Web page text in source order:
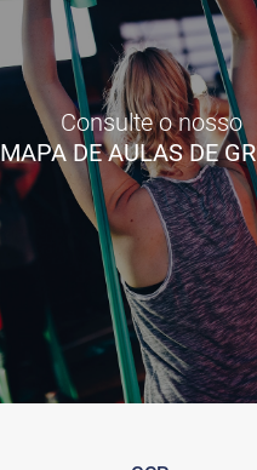
Consulte o nosso
MAPA DE AULAS DE